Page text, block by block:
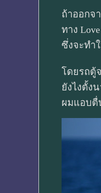
ถ้าออกจ
ทาง
ซึ่งจะทำ
โดยรถตู้
ยังไงตั้ง
ผมแอบตื่